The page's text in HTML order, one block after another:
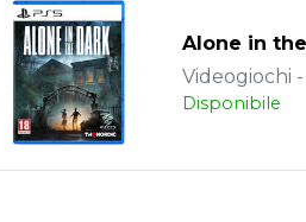
Alone in
Videogiochi
Disponibile